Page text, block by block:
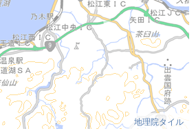
地理院タイル